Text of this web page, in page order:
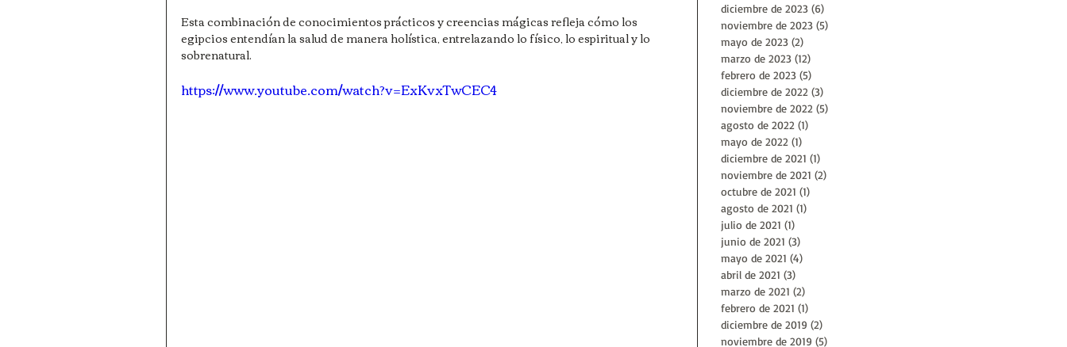
Esta combinación de conocimientos prácticos y creencias mágicas refleja cómo los
egipcios entendían la salud de manera holística, entrelazando lo físico, lo espiritual y lo
sobrenatural.
https://www.youtube.com/watch?v=ExKvxTwCEC4
diciembre de 2023 (6)
noviembre de 2023 (5)
mayo de 2023 (2)
marzo de 2023 (12)
febrero de 2023 (5)
diciembre de 2022 (3)
noviembre de 2022 (5)
agosto de 2022 (1)
mayo de 2022 (1)
diciembre de 2021 (1)
noviembre de 2021 (2)
octubre de 2021 (1)
agosto de 2021 (1)
julio de 2021 (1)
junio de 2021 (3)
mayo de 2021 (4)
abril de 2021 (3)
marzo de 2021 (2)
febrero de 2021 (1)
diciembre de 2019 (2)
noviembre de 2019 (5)